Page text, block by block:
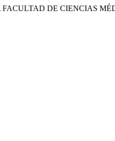
FACULTAD DE CIENCIAS